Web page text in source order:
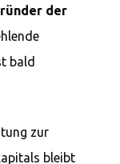
der
bald
zur
bleibt